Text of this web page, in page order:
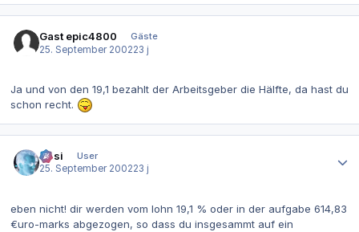
Gast epic4800
Gäste
25. September 200223 j
Ja und von den 19,1 bezahlt der Arbeitsgeber die Hälfte, da hast du
schon recht.
Hüsi
User
25. September 200223 j
eben nicht! dir werden vom lohn 19,1 % oder in der aufgabe 614,83
€uro-marks abgezogen, so dass du insgesammt auf ein